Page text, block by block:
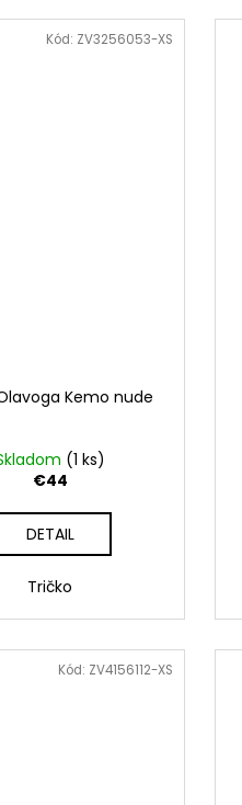
Kemo nude
(1 ks)
€44
DETAIL
Tričko
Kód: ZV3256053-XS
Kód: ZV4156112-XS